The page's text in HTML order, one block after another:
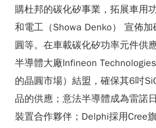
購杜邦的碳化矽事業，拓展車用
和電工（Showa Denko） 宣佈
圓等。在車載碳化矽功率元件供
半導體大廠Infineon
的晶圓市場）結盟，確保其6吋
品的供應；意法半導體成為雷諾
裝置合作夥伴；Delphi採用Cree